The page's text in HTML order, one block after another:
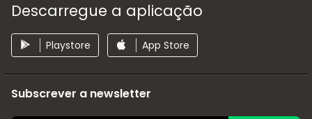
Descarregue a aplicação
Playstore App Store
Subscrever a newsletter